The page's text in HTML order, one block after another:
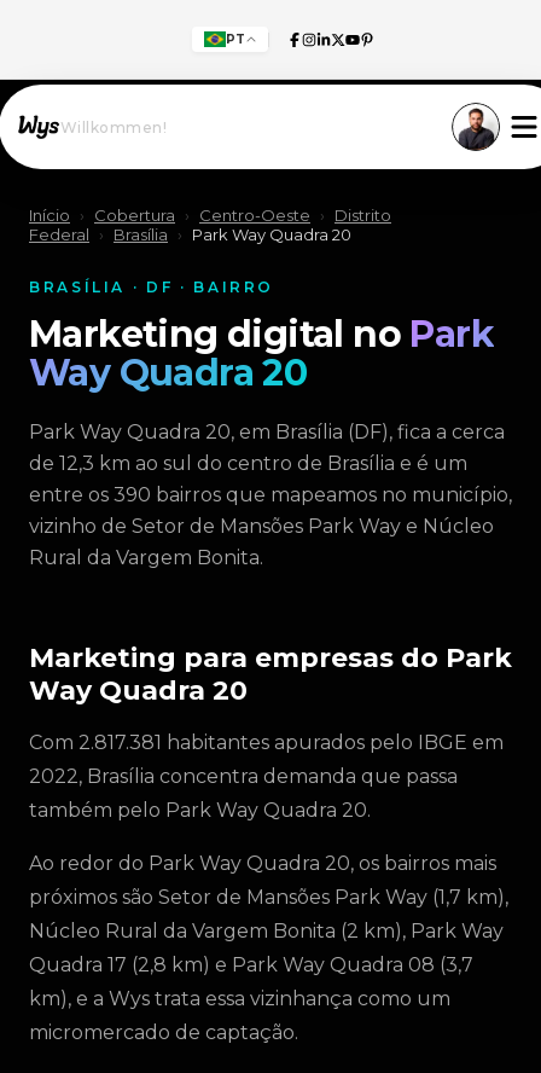
PT
Willkommen!
Início › Cobertura › Centro-Oeste ›
Distrito
Federal
› Brasília › Park Way Quadra 20
BRASÍLIA · DF · BAIRRO
Marketing digital no Park
Way Quadra 20
Park Way Quadra 20, em Brasília (DF), fica a cerca
de 12,3 km ao sul do centro de Brasília e é um
entre os 390 bairros que mapeamos no município,
vizinho de Setor de Mansões Park Way e Núcleo
Rural da Vargem Bonita.
Marketing para empresas do Park
Way Quadra 20
Com 2.817.381 habitantes apurados pelo IBGE em
2022, Brasília concentra demanda que passa
também pelo Park Way Quadra 20.
Ao redor do Park Way Quadra 20, os bairros mais
próximos são Setor de Mansões Park Way (1,7 km),
Núcleo Rural da Vargem Bonita (2 km), Park Way
Quadra 17 (2,8 km) e Park Way Quadra 08 (3,7
km), e a Wys trata essa vizinhança como um
micromercado de captação.